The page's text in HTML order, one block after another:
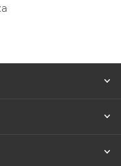
размер.
стороны для